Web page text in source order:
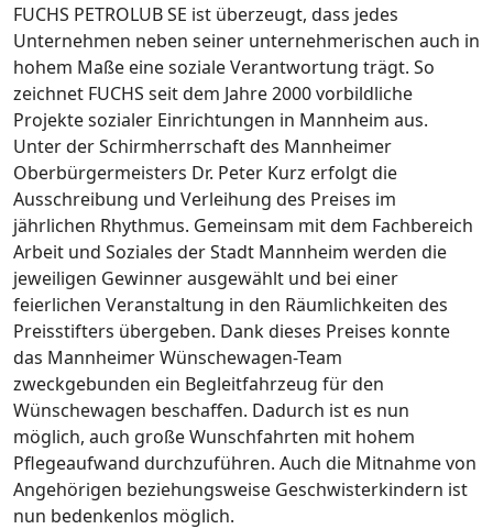
FUCHS PETROLUB SE ist überzeugt, dass jedes
Unternehmen neben seiner unternehmerischen auch in
hohem Maße eine soziale Verantwortung trägt. So
zeichnet FUCHS seit dem Jahre 2000 vorbildliche
Projekte sozialer Einrichtungen in Mannheim aus.
Unter der Schirmherrschaft des Mannheimer
Oberbürgermeisters Dr. Peter Kurz erfolgt die
Ausschreibung und Verleihung des Preises im
jährlichen Rhythmus. Gemeinsam mit dem Fachbereich
Arbeit und Soziales der Stadt Mannheim werden die
jeweiligen Gewinner ausgewählt und bei einer
feierlichen Veranstaltung in den Räumlichkeiten des
Preisstifters übergeben. Dank dieses Preises konnte
das Mannheimer Wünschewagen-Team
zweckgebunden ein Begleitfahrzeug für den
Wünschewagen beschaffen. Dadurch ist es nun
möglich, auch große Wunschfahrten mit hohem
Pflegeaufwand durchzuführen. Auch die Mitnahme von
Angehörigen beziehungsweise Geschwisterkindern ist
nun bedenkenlos möglich.